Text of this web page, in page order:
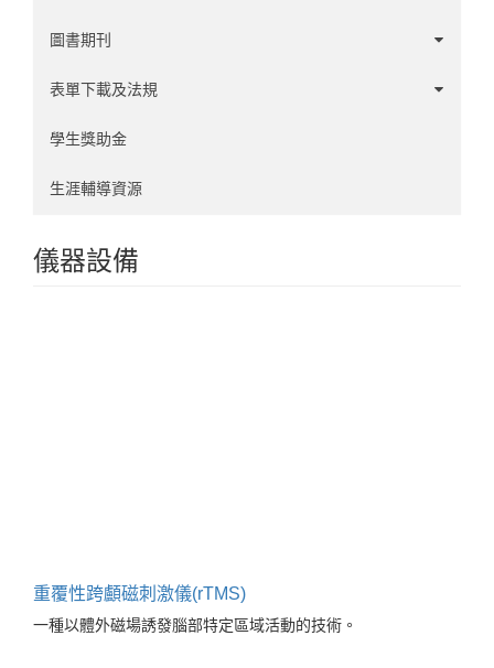
心理學家傳記
發展領域
社會與性格領域
臨床領域
1-20
21-60
61-100
101-140
圖書期刊
1-60
61-120
121-180
表單下載及法規
學系事務
碩班事務
學生獎助金
生涯輔導資源
儀器設備
重覆性跨顱磁刺激儀(rTMS)
一種以體外磁場誘發腦部特定區域活動的技術。